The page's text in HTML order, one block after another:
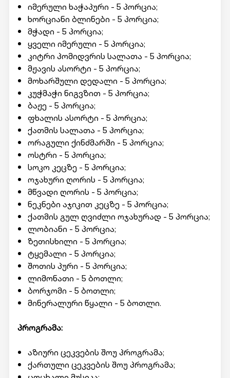
იმერული ხაჭაპური - 5 პორცია;
ხორციანი ბლინები - 5 პორცია;
მჭადი - 5 პორცია;
ყველი იმერული - 5 პორცია;
კიტრი პომიდვრის სალათა - 5 პორცია;
მჟავის ასორტი - 5 პორცია;
მოხარშული დედალი - 5 პორცია;
კუჭმაჭი ნიგვზით - 5 პორცია;
ბაჟე - 5 პორცია;
ფხალის ასორტი - 5 პორცია;
ქათმის სალათა - 5 პორცია;
ორაგული ქინძმარში - 5 პორცია;
ოსტრი - 5 პორცია;
სოკო კეცზე - 5 პორცია;
ოჯახური ღორის - 5 პორცია;
მწვადი ღორის - 5 პორცია;
ნეკნები აჯიკით კეცზე - 5 პორცია;
ქათმის გულ ღვიძლი ოჯახურად - 5 პორცია;
ლობიანი - 5 პორცია;
ზეთისხილი - 5 პორცია;
ტყემალი - 5 პორცია;
შოთის პური - 5 პორცია;
ლიმონათი - 5 ბოთლი;
ბორჯომი - 5 ბოთლი;
მინერალური წყალი - 5 ბოთლი.
პროგრამა:
აზიური ცეკვების შოუ პროგრამა;
ქართული ცეკვების შოუ პროგრამა;